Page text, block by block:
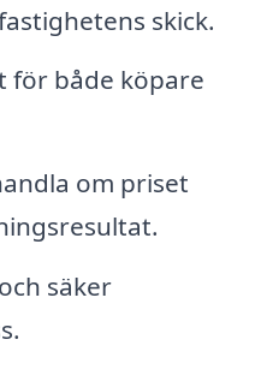
skick.
för både köpare
om priset
säker